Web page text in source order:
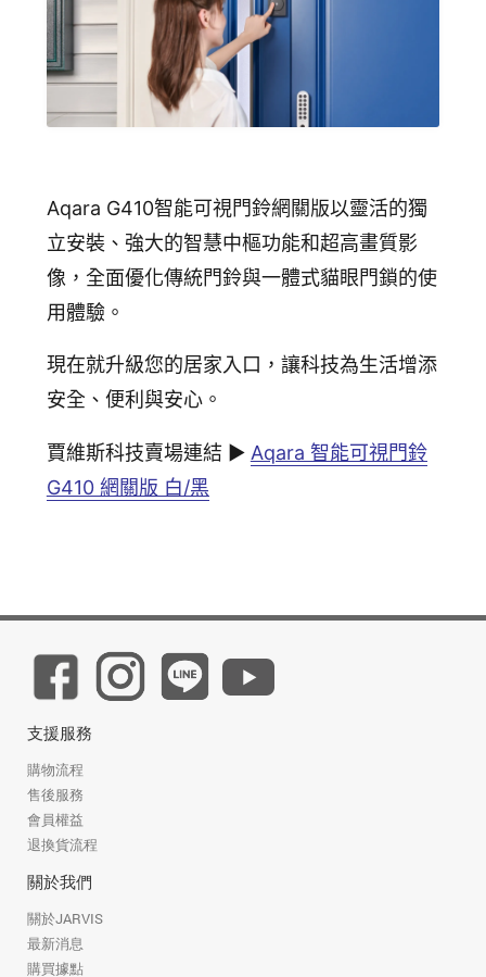
Aqara G410智能可視門鈴網關版以靈活的獨
立安裝、強大的智慧中樞功能和超高畫質影
像，全面優化傳統門鈴與一體式貓眼門鎖的使
用體驗。
現在就升級您的居家入口，讓科技為生活增添
安全、便利與安心。
賈維斯科技賣場連結 ▶ Aqara 智能可視門鈴
G410 網關版 白/黑
支援服務
購物流程
售後服務
會員權益
退換貨流程
關於我們
關於JARVIS
最新消息
購買據點